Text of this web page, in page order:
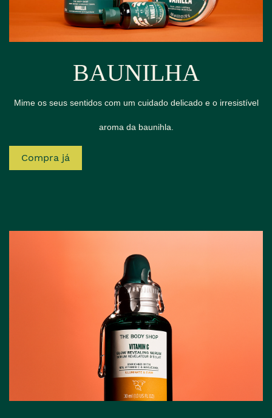
BAUNILHA
Mime os seus sentidos com um cuidado delicado e o irresistível
aroma da baunihla.
Compra já